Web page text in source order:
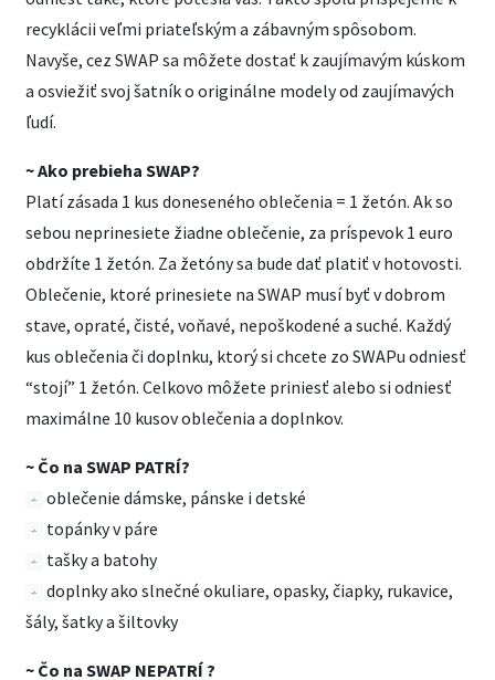
recyklácii veľmi priateľským a zábavným spôsobom.
Navyše, cez SWAP sa môžete dostať k zaujímavým kúskom
a osviežiť svoj šatník o originálne modely od zaujímavých
ľudí.
~ Ako prebieha SWAP?
Platí zásada 1 kus doneseného oblečenia = 1 žetón. Ak so
sebou neprinesiete žiadne oblečenie, za príspevok 1 euro
obdržíte 1 žetón. Za žetóny sa bude dať platiť v hotovosti.
Oblečenie, ktoré prinesiete na SWAP musí byť v dobrom
stave, opraté, čisté, voňavé, nepoškodené a suché. Každý
kus oblečenia či doplnku, ktorý si chcete zo SWAPu odniesť
“stojí” 1 žetón. Celkovo môžete priniesť alebo si odniesť
maximálne 10 kusov oblečenia a doplnkov.
~ Čo na SWAP PATRÍ?
oblečenie dámske, pánske i detské
topánky v páre
tašky a batohy
doplnky ako slnečné okuliare, opasky, čiapky, rukavice,
šály, šatky a šiltovky
~ Čo na SWAP NEPATRÍ ?